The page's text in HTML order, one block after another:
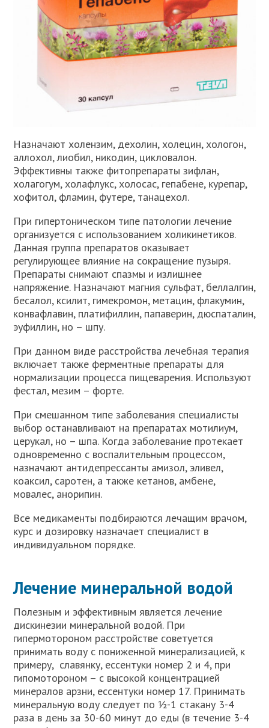
Назначают холензим, дехолин, холецин, хологон,
аллохол, лиобил, никодин, цикловалон.
Эффективны также фитопрепараты зифлан,
холагогум, холафлукс, холосас, гепабене, курепар,
хофитол, фламин, футере, танацехол.
При гипертоническом типе патологии лечение
организуется с использованием холикинетиков.
Данная группа препаратов оказывает
регулирующее влияние на сокращение пузыря.
Препараты снимают спазмы и излишнее
напряжение. Назначают магния сульфат, беллалгин,
бесалол, ксилит, гимекромон, метацин, флакумин,
конвафлавин, платифиллин, папаверин, дюспаталин,
эуфиллин, но – шпу.
При данном виде расстройства лечебная терапия
включает также ферментные препараты для
нормализации процесса пищеварения. Используют
фестал, мезим – форте.
При смешанном типе заболевания специалисты
выбор останавливают на препаратах мотилиум,
церукал, но – шпа. Когда заболевание протекает
одновременно с воспалительным процессом,
назначают антидепрессанты амизол, эливел,
коаксил, саротен, а также кетанов, амбене,
мовалес, анорипин.
Все медикаменты подбираются лечащим врачом,
курс и дозировку назначает специалист в
индивидуальном порядке.
Лечение минеральной водой
Полезным и эффективным является лечение
дискинезии минеральной водой. При
гипермотороном расстройстве советуется
принимать воду с пониженной минерализацией, к
примеру, славянку, ессентуки номер 2 и 4, при
гипомотороном – с высокой концентрацией
минералов арзни, ессентуки номер 17. Принимать
минеральную воду следует по ½-1 стакану 3-4
раза в день за 30-60 минут до еды (в течение 3-4